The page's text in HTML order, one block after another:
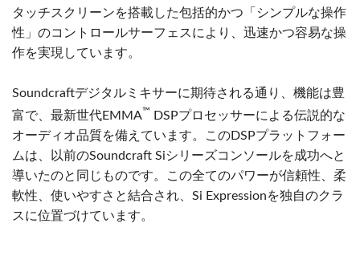
タッチスクリーンを搭載した包括的かつ「シンプルな操作
性」のコントロールサーフェスにより、迅速かつ容易な操
作を実現しています。
Soundcraftデジタルミキサーに期待される通り、機能は豊
富で、最新世代EMMA™ DSPプロセッサーによる伝説的な
オーディオ品質を備えています。このDSPプラットフォー
ムは、以前のSoundcraft Siシリーズコンソールを成功へと
導いたのと同じものです。この全てのパワーが信頼性、柔
軟性、使いやすさと結合され、Si Expressionを独自のクラ
スに位置づけています。